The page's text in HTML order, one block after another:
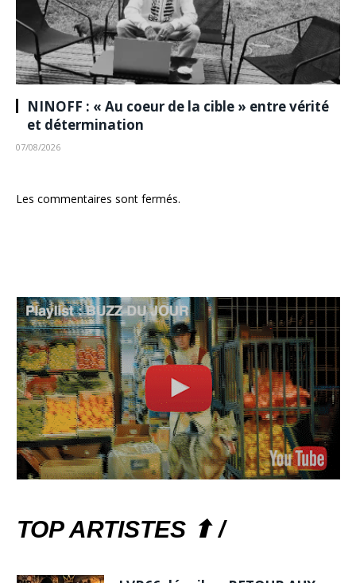
NINOFF : « Au coeur de la cible » entre vérité
et détermination
07/08/2026
Les commentaires sont fermés.
TOP ARTISTES ⬆ /